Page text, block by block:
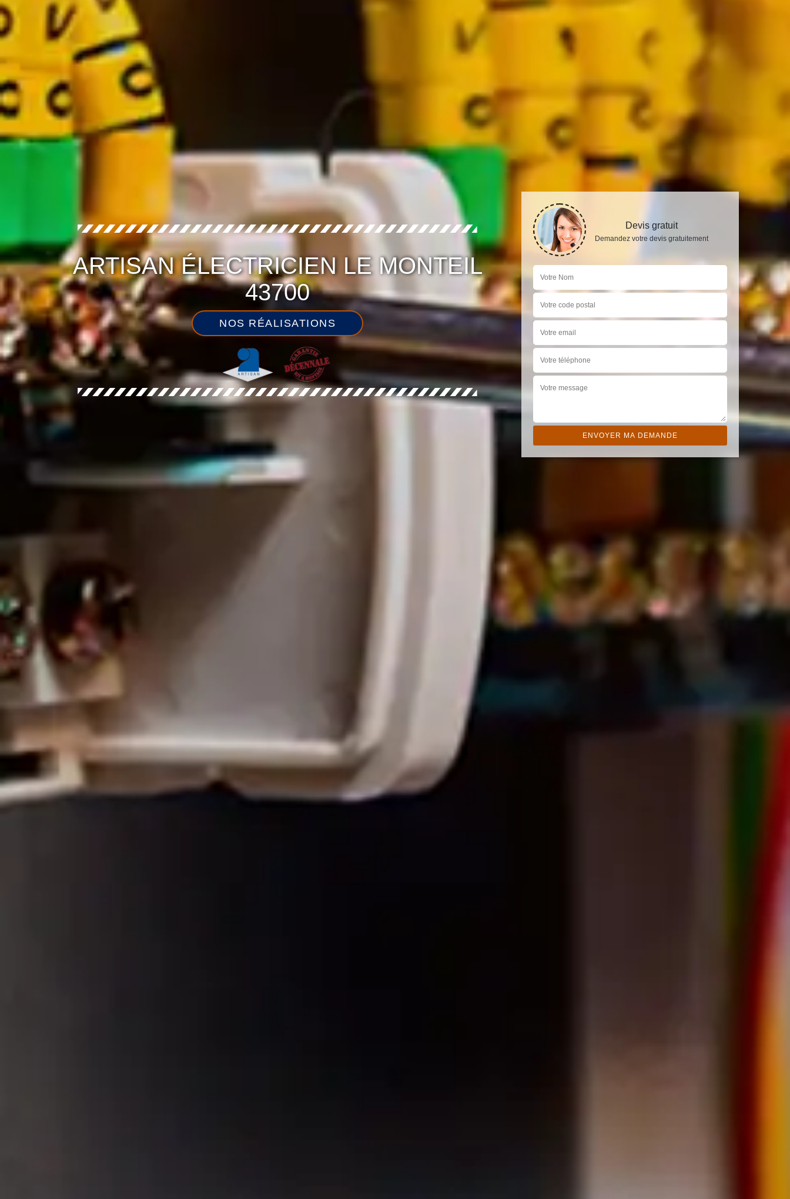
ARTISAN ÉLECTRICIEN LE MONTEIL
43700
NOS RÉALISATIONS
Devis gratuit
Demandez votre devis gratuitement